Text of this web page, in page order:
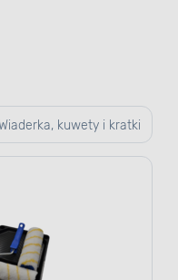
kuwety i kratki